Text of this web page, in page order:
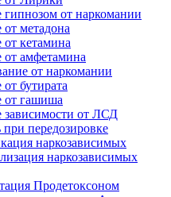
гипнозом от наркомании
метадона
от кетамина
от амфетамина
от наркомании
бутирата
от гашиша
зависимости от ЛСД
передозировке
наркозависимых
наркозависимых
Продетоксоном